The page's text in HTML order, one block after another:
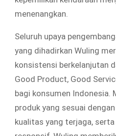
menenangkan.
Seluruh upaya
yang dihadirkan Wuling
konsistensi berkelanjutan
Good Product, Good
bagi konsumen Indonesia.
produk yang sesuai
kualitas yang terjaga, serta